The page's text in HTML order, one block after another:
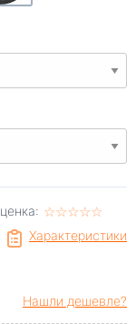
☆☆☆☆☆
★★★★★
Характеристики
Нашли дешевле?